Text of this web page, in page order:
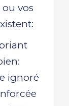
vos
ignoré